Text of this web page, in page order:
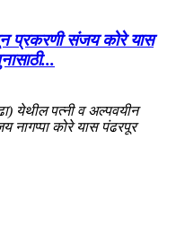
प्रकरणी संजय कोरे यास
येथील पत्नी व अल्पवयीन
नागप्पा कोरे यास पंढरपूर